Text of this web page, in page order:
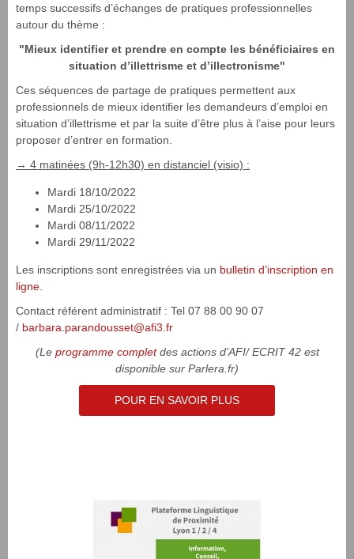
temps successifs d’échanges de pratiques professionnelles
autour du thème :
"Mieux identifier et prendre en compte les bénéficiaires en
situation d’illettrisme et d’illectronisme"
Ces séquences de partage de pratiques permettent aux
professionnels de mieux identifier les demandeurs d’emploi en
situation d’illettrisme et par la suite d’être plus à l’aise pour leurs
proposer d’entrer en formation.
→ 4 matinées (9h-12h30) en distanciel (visio) :
Mardi 18/10/2022
Mardi 25/10/2022
Mardi 08/11/2022
Mardi 29/11/2022
Les inscriptions sont enregistrées via un bulletin d’inscription en
ligne
Contact référent administratif : Tel 07 88 00 90 07
/ barbara.parandousset@afi3.fr
(Le programme completdes actions d'AFI/ ECRIT 42 est
disponible sur Parlera.fr)
POUR EN SAVOIR PLUS